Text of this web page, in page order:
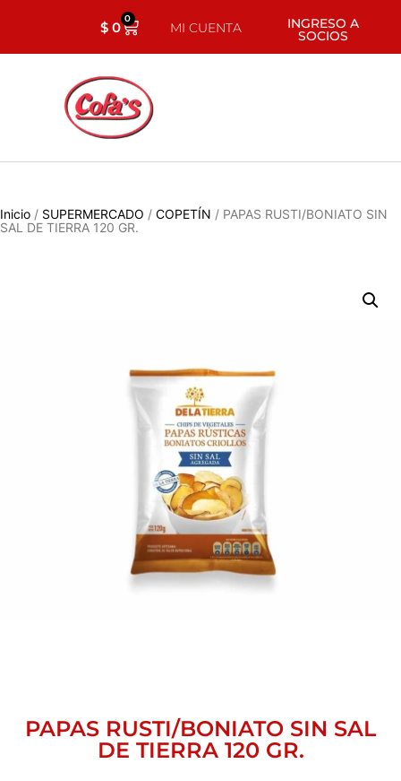
$0 0
MI CUENTA INGRESO A
SOCIOS
Inicio / SUPERMERCADO / COPETÍN / PAPAS RUSTI/BONIATO SIN
SAL DE TIERRA 120 GR.
PAPAS RUSTI/BONIATO SIN SAL
DE TIERRA 120 GR.